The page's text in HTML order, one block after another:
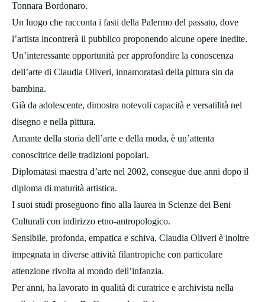
Tonnara Bordonaro.
Un luogo che racconta i fasti della Palermo del passato, dove
l’artista incontrerà il pubblico proponendo alcune opere inedite.
Un’interessante opportunità per approfondire la conoscenza
dell’arte di Claudia Oliveri, innamoratasi della pittura sin da
bambina.
Già da adolescente, dimostra notevoli capacità e versatilità nel
disegno e nella pittura.
Amante della storia dell’arte e della moda, è un’attenta
conoscitrice delle tradizioni popolari.
Diplomatasi maestra d’arte nel 2002, consegue due anni dopo il
diploma di maturità artistica.
I suoi studi proseguono fino alla laurea in Scienze dei Beni
Culturali con indirizzo etno-antropologico.
Sensibile, profonda, empatica e schiva, Claudia Oliveri è inoltre
impegnata in diverse attività filantropiche con particolare
attenzione rivolta al mondo dell’infanzia.
Per anni, ha lavorato in qualità di curatrice e archivista nella